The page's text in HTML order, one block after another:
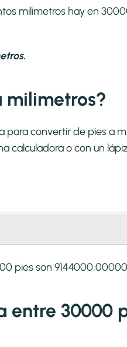
milimetros hay en
milimetros?
convertir de pies a
calculadora o con un
pies son
entre 30000